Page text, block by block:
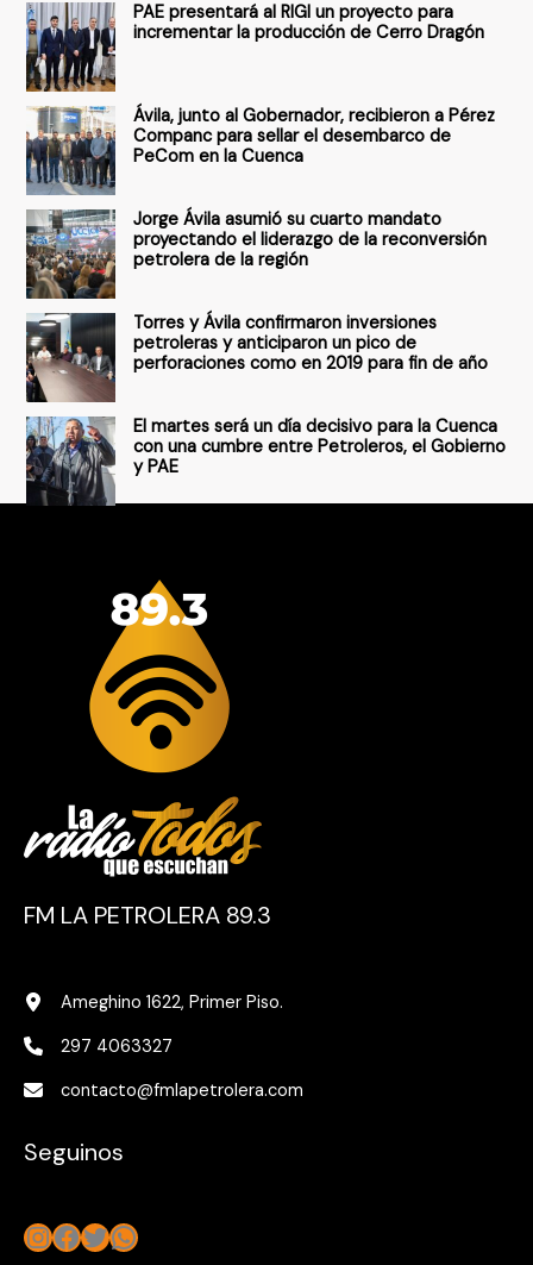
c
a
r
o
r
:
PAE presentará al RIGI un proyecto para
incrementar la producción de Cerro Dragón
Ávila, junto al Gobernador, recibieron a Pérez
Companc para sellar el desembarco de
PeCom en la Cuenca
Jorge Ávila asumió su cuarto mandato
proyectando el liderazgo de la reconversión
petrolera de la región
Torres y Ávila confirmaron inversiones
petroleras y anticiparon un pico de
perforaciones como en 2019 para fin de año
El martes será un día decisivo para la Cuenca
con una cumbre entre Petroleros, el Gobierno
y PAE
FM LA PETROLERA 89.3
Ameghino 1622, Primer Piso.
297 4063327
contacto@fmlapetrolera.com
Seguinos
Instagram
Facebook
Twitter
WhatsApp